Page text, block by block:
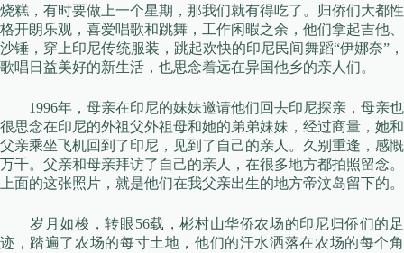
烧糕，有时要做上一个星期，那我们就有得吃了。归侨们大都性
格开朗乐观，喜爱唱歌和跳舞，工作闲暇之余，他们拿起吉他、
沙锤，穿上印尼传统服装，跳起欢快的印尼民间舞蹈“伊娜奈”，
歌唱日益美好的新生活，也思念着远在异国他乡的亲人们。
1996年，母亲在印尼的妹妹邀请他们回去印尼探亲，母亲也
很思念在印尼的外祖父外祖母和她的弟弟妹妹，经过商量，她和
父亲乘坐飞机回到了印尼，见到了自己的亲人。久别重逢，感慨
万千。父亲和母亲拜访了自己的亲人，在很多地方都拍照留念。
上面的这张照片，就是他们在我父亲出生的地方帝汶岛留下的。
岁月如梭，转眼56载，彬村山华侨农场的印尼归侨们的足
迹，踏遍了农场的每寸土地，他们的汗水洒落在农场的每个角